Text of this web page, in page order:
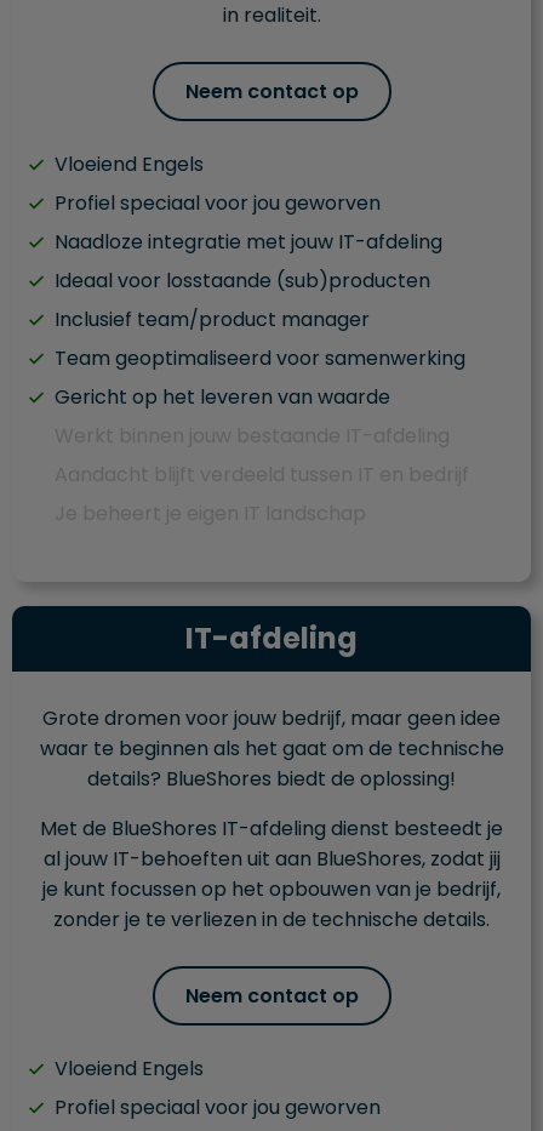
in realiteit.
Neem contact op
Vloeiend Engels
Profiel speciaal voor jou geworven
Naadloze integratie met jouw IT-afdeling
Ideaal voor losstaande (sub)producten
Inclusief team/product manager
Team geoptimaliseerd voor samenwerking
Gericht op het leveren van waarde
IT-afdeling
Grote dromen voor jouw bedrijf, maar geen idee
waar te beginnen als het gaat om de technische
details? BlueShores biedt de oplossing!
Met de BlueShores IT-afdeling dienst besteedt je
al jouw IT-behoeften uit aan BlueShores, zodat jij
je kunt focussen op het opbouwen van je bedrijf,
zonder je te verliezen in de technische details.
Neem contact op
Vloeiend Engels
Profiel speciaal voor jou geworven